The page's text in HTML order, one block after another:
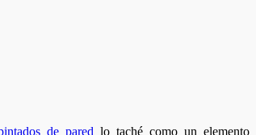
de pared lo taché como un elemento